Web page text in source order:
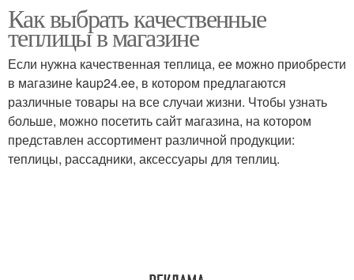
Как выбрать качественные
теплицы в магазине
Если нужна качественная теплица, ее можно приобрести
в магазине kaup24.ee, в котором предлагаются
различные товары на все случаи жизни. Чтобы узнать
больше, можно посетить сайт магазина, на котором
представлен ассортимент различной продукции:
теплицы, рассадники, аксессуары для теплиц.